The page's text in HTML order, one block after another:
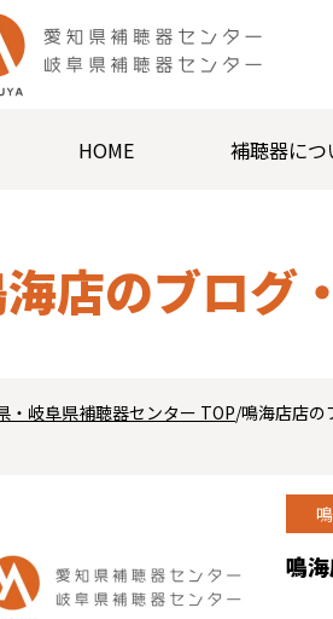
HOME 補聴器につ
店のブログ
・岐阜県補聴器センター TOP/鳴海店店の
鳴